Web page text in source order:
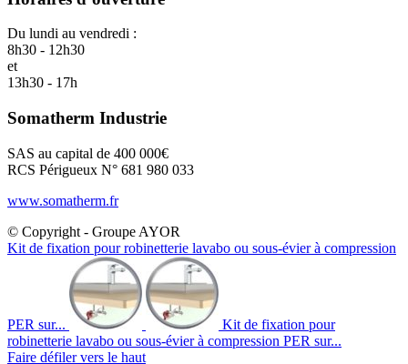
Du lundi au vendredi :
8h30 - 12h30
et
13h30 - 17h
Somatherm Industrie
SAS au capital de 400 000€
RCS Périgueux N° 681 980 033
www.somatherm.fr
© Copyright - Groupe AYOR
Kit de fixation pour robinetterie lavabo ou sous-évier à compression
PER sur...
Kit de fixation pour
robinetterie lavabo ou sous-évier à compression PER sur...
Faire défiler vers le haut